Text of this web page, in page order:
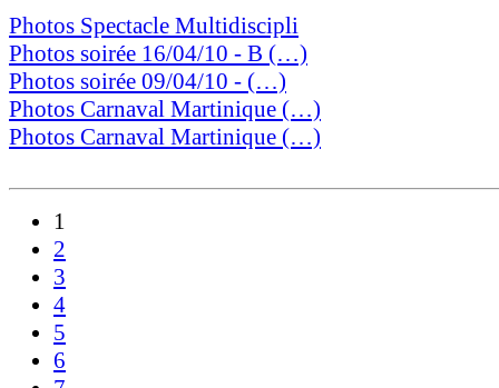
Photos Spectacle Multidiscipli
Photos soirée 16/04/10 - B (…)
Photos soirée 09/04/10 - (…)
Photos Carnaval Martinique (…)
Photos Carnaval Martinique (…)
1
2
3
4
5
6